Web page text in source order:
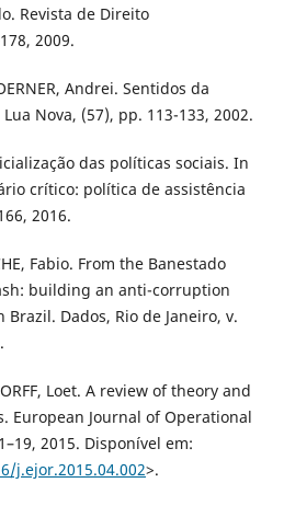
Revista de Direito
2009.
Andrei. Sentidos da
Nova, (57), pp. 113-133, 2002.
das políticas sociais. In
crítico: política de assistência
2016.
Fabio. From the Banestado
building an anti-corruption
Dados, Rio de Janeiro, v.
Loet. A review of theory and
European Journal of Operational
2015. Disponível em:
j.ejor.2015.04.002>.